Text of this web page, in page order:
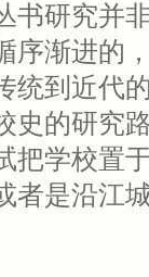
书研究并
序渐进的
统到近代
史的研究
把学校置
者是沿江